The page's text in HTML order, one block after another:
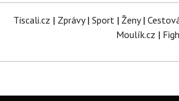
Tiscali.cz | Zprávy| Sport| Ženy|
Moulík.cz |